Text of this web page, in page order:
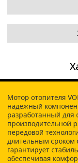
Мотор отопителя
надежный
разработанный для
производительной
передовой
длительным сроком
гарантирует
обеспечивая